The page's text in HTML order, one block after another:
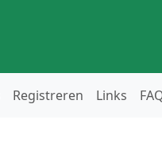
Registreren Links